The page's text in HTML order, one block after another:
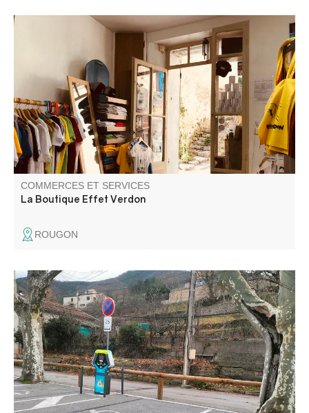
Découvrez, dans notre nouvelle boutique en ligne, les
créations originales de la marque L’Effet Verdon : T-shirts,
sweats, vestes, sacs, mugs, stickers…
COMMERCES ET SERVICES
La Boutique Effet Verdon
ROUGON
Le réseau compte des bornes de recharge accélérées et
rapides. Les bornes sont accessibles avec ou sans
abonnement.